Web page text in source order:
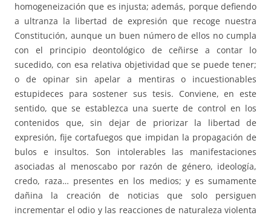
homogeneización que es injusta; además, porque defiendo
a ultranza la libertad de expresión que recoge nuestra
Constitución, aunque un buen número de ellos no cumpla
con el principio deontológico de ceñirse a contar lo
sucedido, con esa relativa objetividad que se puede tener;
o de opinar sin apelar a mentiras o incuestionables
estupideces para sostener sus tesis. Conviene, en este
sentido, que se establezca una suerte de control en los
contenidos que, sin dejar de priorizar la libertad de
expresión, fije cortafuegos que impidan la propagación de
bulos e insultos. Son intolerables las manifestaciones
asociadas al menoscabo por razón de género, ideología,
credo, raza… presentes en los medios; y es sumamente
dañina la creación de noticias que solo persiguen
incrementar el odio y las reacciones de naturaleza violenta